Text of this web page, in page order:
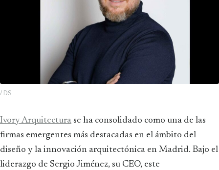
/ DS
Ivory Arquitectura se ha consolidado como una de las
firmas emergentes más destacadas en el ámbito del
diseño y la innovación arquitectónica en Madrid. Bajo el
liderazgo de Sergio Jiménez, su CEO, este